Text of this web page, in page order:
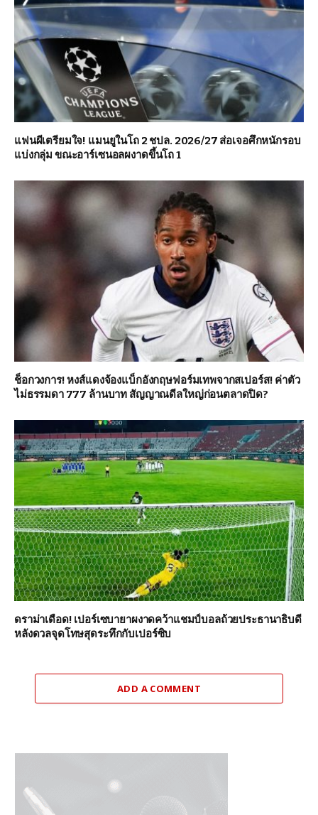
แฟนผีเตรียมใจ! แมนยูในโถ 2 ชปล. 2026/27 ส่อเจอศึกหนักรอบ
แบ่งกลุ่ม ขณะอาร์เซนอลผงาดขึ้นโถ 1
ช็อกวงการ! หงส์แดงจ้องแบ็กอังกฤษฟอร์มเทพจากสเปอร์ส! ค่าตัว
ไม่ธรรมดา 777 ล้านบาท สัญญาณดีลใหญ่ก่อนตลาดปิด?
ดราม่าเดือด! เปอร์เซบายาผงาดคว้าแชมป์บอลถ้วยประธานาธิบดี
หลังดวลจุดโทษสุดระทึกกับเปอร์ซิบ
ADD A COMMENT